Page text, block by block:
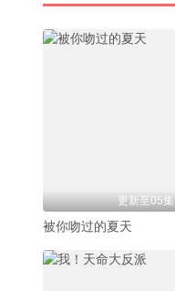
更新至05集
被你吻过的夏天